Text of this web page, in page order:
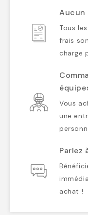
Aucun
Tous
frais
charge
Vous
une
Parlez
achat !